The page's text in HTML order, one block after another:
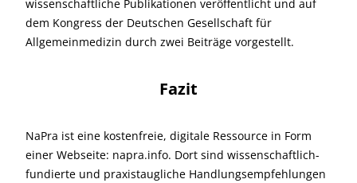
wissenschaftliche Publikationen veröffentlicht und auf
dem Kongress der Deutschen Gesellschaft für
Allgemeinmedizin durch zwei Beiträge vorgestellt.
Fazit
NaPra ist eine kostenfreie, digitale Ressource in Form
einer Webseite: napra.info. Dort sind wissenschaftlich-
fundierte und praxistaugliche Handlungsempfehlungen